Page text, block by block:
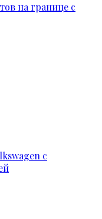
на границе с
с